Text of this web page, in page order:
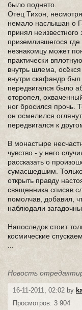
было поднято.
Отец Тихон,
немало наслышан о
принял неизвестного
приземлившегося
незнакомцу может
практически
внутрь шлема,
внутри скафандр был
передвигался было
оторопел,
ног бросился прочь.
он осмелился
передвигался к
В монастыре
чувство - у него
рассказать о
сумасшедшим.
открыть правду
священника списав
помолчав, добавил,
наблюдали
Напоследок стоит
космические
Новость
16-11-2011, 02:02 by
Просмотров: 3 904